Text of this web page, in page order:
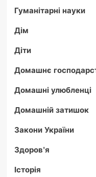
Гуманітарні науки
Дім
Діти
Домашнє
Домашні улюбленці
Домашній затишок
Закони України
Здоров'я
Історія